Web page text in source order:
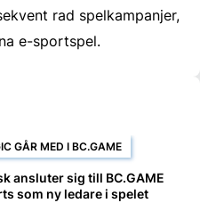
rad spelkampanjer,
e-sportspel.
GÅR MED I BC.GAME
ansluter sig till BC.GAME
som ny ledare i spelet